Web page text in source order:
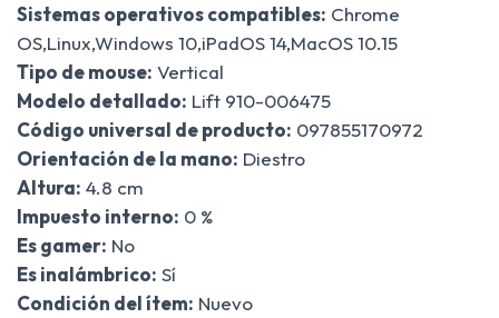
Sistemas operativos compatibles: Chrome
OS,Linux,Windows 10,iPadOS 14,MacOS 10.15
Tipo de mouse: Vertical
Modelo detallado: Lift 910-006475
Código universal de producto: 097855170972
Orientación de la mano: Diestro
Altura: 4.8 cm
Impuesto interno: 0 %
Es gamer: No
Es inalámbrico: Sí
Condición del ítem: Nuevo